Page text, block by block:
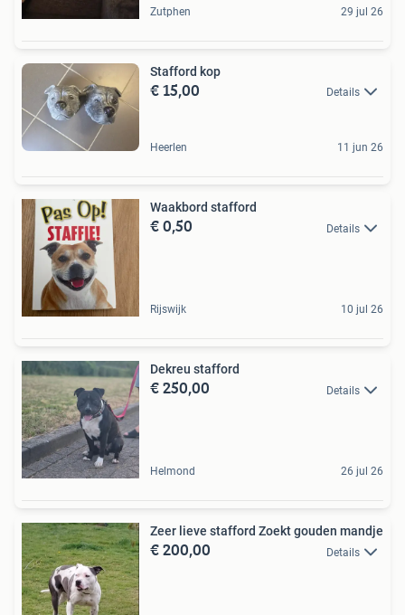
Zutphen 29 jul 26
Stafford kop
€ 15,00 Details
Heerlen 11 jun 26
Waakbord stafford
€ 0,50 Details
Rijswijk 10 jul 26
Dekreu stafford
€ 250,00 Details
Helmond 26 jul 26
Zeer lieve stafford Zoekt gouden mandje
€ 200,00 Details